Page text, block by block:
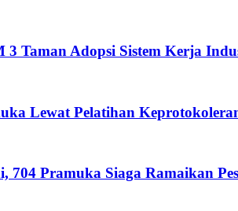
Taman Adopsi Sistem Kerja
Lewat Pelatihan
Pramuka Siaga Ramaikan